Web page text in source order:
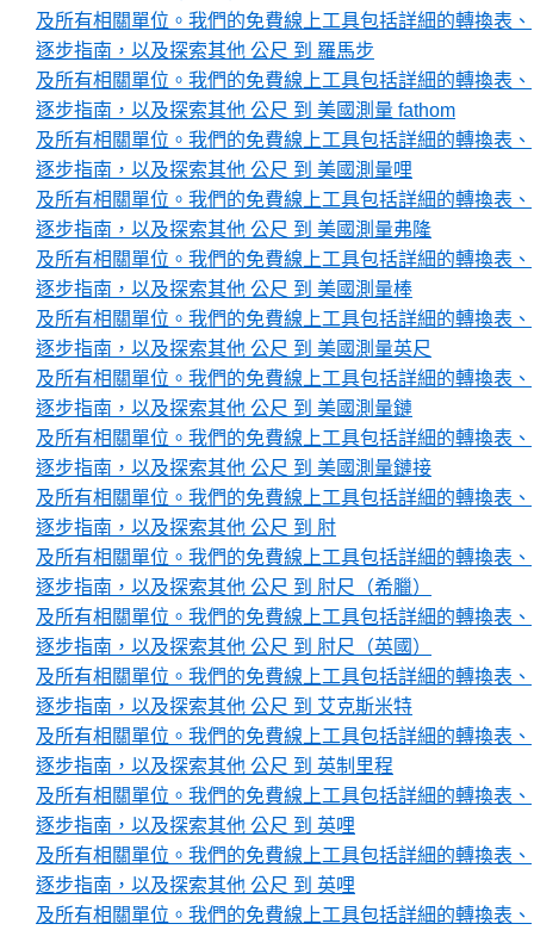
及所有相關單位。我們的免費線上工具包括詳細的轉換表、
逐步指南，以及探索其他 公尺 到 羅馬步
及所有相關單位。我們的免費線上工具包括詳細的轉換表、
逐步指南，以及探索其他 公尺 到 美國測量 fathom
及所有相關單位。我們的免費線上工具包括詳細的轉換表、
逐步指南，以及探索其他 公尺 到 美國測量哩
及所有相關單位。我們的免費線上工具包括詳細的轉換表、
逐步指南，以及探索其他 公尺 到 美國測量弗隆
及所有相關單位。我們的免費線上工具包括詳細的轉換表、
逐步指南，以及探索其他 公尺 到 美國測量棒
及所有相關單位。我們的免費線上工具包括詳細的轉換表、
逐步指南，以及探索其他 公尺 到 美國測量英尺
及所有相關單位。我們的免費線上工具包括詳細的轉換表、
逐步指南，以及探索其他 公尺 到 美國測量鏈
及所有相關單位。我們的免費線上工具包括詳細的轉換表、
逐步指南，以及探索其他 公尺 到 美國測量鏈接
及所有相關單位。我們的免費線上工具包括詳細的轉換表、
逐步指南，以及探索其他 公尺 到 肘
及所有相關單位。我們的免費線上工具包括詳細的轉換表、
逐步指南，以及探索其他 公尺 到 肘尺（希臘）
及所有相關單位。我們的免費線上工具包括詳細的轉換表、
逐步指南，以及探索其他 公尺 到 肘尺（英國）
及所有相關單位。我們的免費線上工具包括詳細的轉換表、
逐步指南，以及探索其他 公尺 到 艾克斯米特
及所有相關單位。我們的免費線上工具包括詳細的轉換表、
逐步指南，以及探索其他 公尺 到 英制里程
及所有相關單位。我們的免費線上工具包括詳細的轉換表、
逐步指南，以及探索其他 公尺 到 英哩
及所有相關單位。我們的免費線上工具包括詳細的轉換表、
逐步指南，以及探索其他 公尺 到 英哩
及所有相關單位。我們的免費線上工具包括詳細的轉換表、